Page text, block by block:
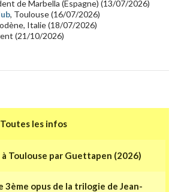
de Marbella (Espagne) (13/07/2026)
, Toulouse (16/07/2026)
Italie (18/07/2026)
(21/10/2026)